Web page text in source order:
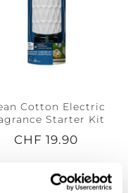
Cotton Electric
Starter Kit
CHF 19.90